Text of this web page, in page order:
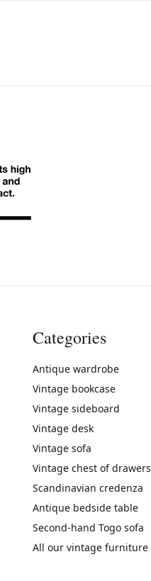
Categories
Antique wardrobe
Vintage bookcase
Vintage sideboard
Vintage desk
Vintage sofa
Vintage chest of drawers
Scandinavian credenza
Antique bedside table
Second-hand Togo sofa
All our vintage furniture